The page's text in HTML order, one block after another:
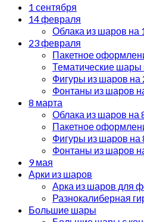
1 сентября
14 февраля
Облака из шаров на
23 февраля
Пакетное
Тематические
Фигуры из шаров на
Фонтаны из шаров
8 марта
Облака из шаров на
Пакетное
Фигуры из шаров на
Фонтаны из шаров
9 мая
Арки из шаров
Арка из шаров для
Разнокалиберная
Большие шары